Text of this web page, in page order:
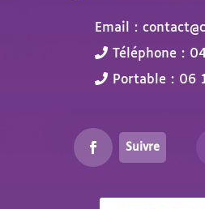
Email :
Téléphone :
Portable : 06
Suivre